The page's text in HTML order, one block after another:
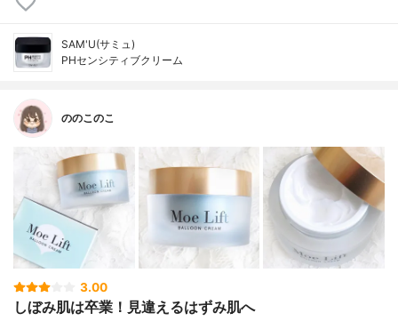
SAM'U(サミュ)
PHセンシティブクリーム
ののこのこ
3.00
しぼみ肌は卒業！見違えるはずみ肌へ